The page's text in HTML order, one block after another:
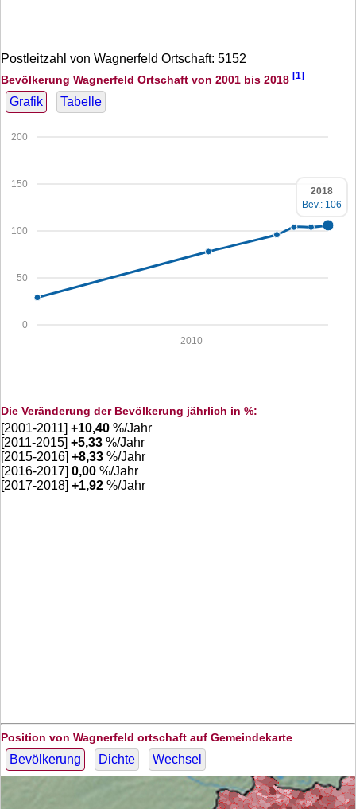
Postleitzahl von Wagnerfeld Ortschaft: 5152
Bevölkerung Wagnerfeld Ortschaft von 2001 bis 2018 [1]
Grafik Tabelle
0
50
100
150
200
2010
2018
Bev.: 106
Die Veränderung der Bevölkerung jährlich in %:
[2001-2011] +10,40 %/Jahr
[2011-2015] +5,33 %/Jahr
[2015-2016] +8,33 %/Jahr
[2016-2017] 0,00 %/Jahr
[2017-2018] +1,92 %/Jahr
Position von Wagnerfeld ortschaft auf Gemeindekarte
Bevölkerung Dichte Wechsel